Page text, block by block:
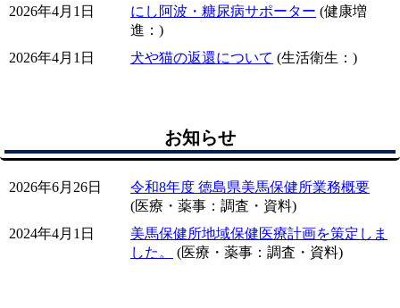
2026年4月1日
にし阿波・糖尿病サポーター (健康増
進：)
2026年4月1日
犬や猫の返還について (生活衛生：)
お知らせ
2026年6月26日
令和8年度 徳島県美馬保健所業務概要
(医療・薬事：調査・資料)
2024年4月1日
美馬保健所地域保健医療計画を策定しま
した。
(医療・薬事：調査・資料)